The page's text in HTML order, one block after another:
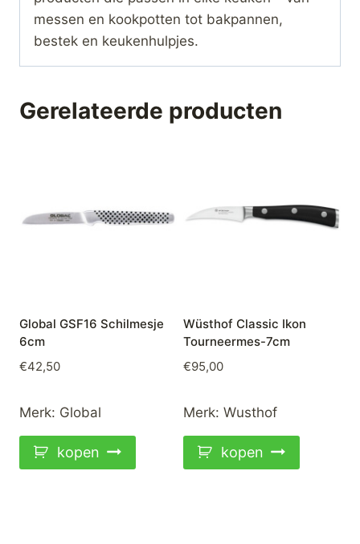
messen en kookpotten tot bakpannen,
bestek en keukenhulpjes.
Gerelateerde producten
Global GSF16 Schilmesje
6cm
€42,50
Merk: Global
kopen
Wüsthof Classic Ikon
Tourneermes-7cm
€95,00
Merk: Wusthof
kopen